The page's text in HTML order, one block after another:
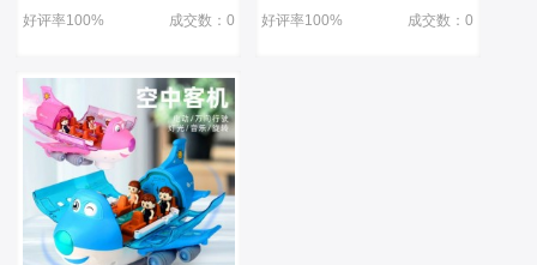
好评率100% 成交数：0 好评率100% 成交数：0